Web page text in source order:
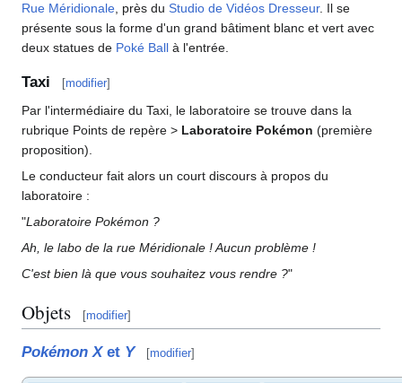
Rue Méridionale , près du Studio de Vidéos Dresseur. Il se
présente sous la forme d'un grand bâtiment blanc et vert avec
deux statues de Poké Ball à l'entrée.
Taxi [modifier]
Par l'intermédiaire du Taxi, le laboratoire se trouve dans la
rubrique Points de repère > Laboratoire Pokémon (première
proposition).
Le conducteur fait alors un court discours à propos du
laboratoire :
"Laboratoire Pokémon ?
Ah, le labo de la rue Méridionale ! Aucun problème !
C'est bien là que vous souhaitez vous rendre ?"
Objets [modifier]
Pokémon Xet Y [modifier]